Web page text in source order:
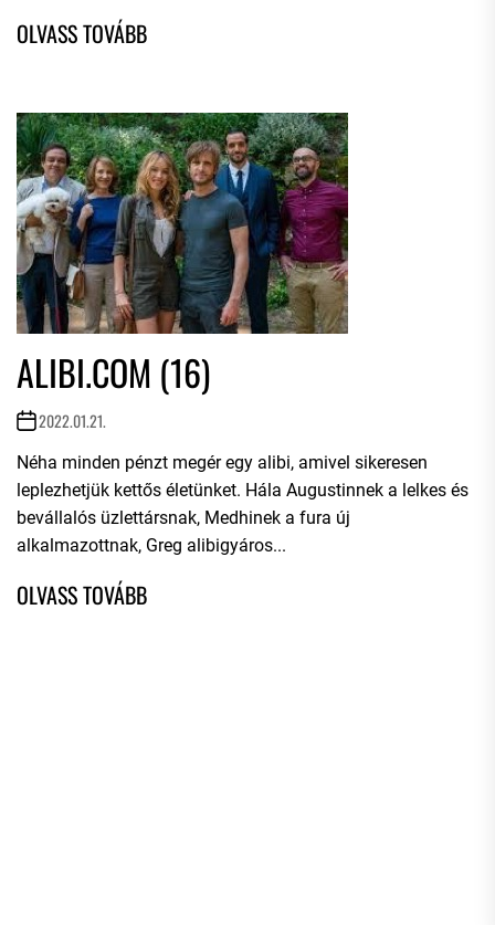
ALIBI.COM (16)
2022.01.21.
Néha minden pénzt megér egy alibi, amivel sikeresen
leplezhetjük kettős életünket. Hála Augustinnek a lelkes és
bevállalós üzlettársnak, Medhinek a fura új
alkalmazottnak, Greg alibigyáros...